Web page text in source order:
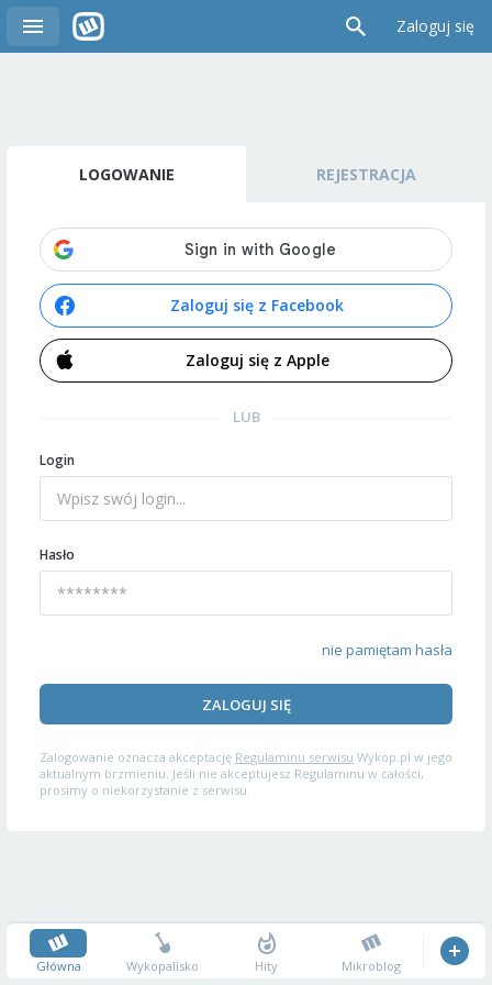
Zaloguj się
LOGOWANIE REJESTRACJA
Zaloguj się z Facebook
Zaloguj się z Apple
LUB
Login
Hasło
nie pamiętam hasła
ZALOGUJ SIĘ
Zalogowanie oznacza akceptację Regulaminu serwisu Wykop.pl w jego
aktualnym brzmieniu. Jeśli nie akceptujesz Regulaminu w całości,
prosimy o niekorzystanie z serwisu.
Główna Wykopalisko Hity Mikroblog